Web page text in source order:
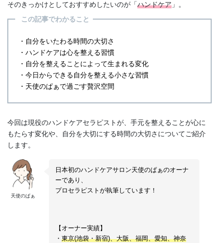
そのきっかけとしておすすめしたいのが「ハンドケア 」。
この記事でわかること
・自分をいたわる時間の大切さ
・ハンドケアは心を整える習慣
・自分を整えることによって生まれる変化
・今日からできる自分を整える小さな習慣
・天使のぱぁで過ごす贅沢空間
今回は現役のハンドケアセラピストが、手元を整えることが心に
もたらす変化や、自分を大切にする時間の大切さについてご紹介
します。
天使のぱぁ
日本初のハンドケアサロン天使のぱぁのオーナ
ーであり、
プロセラピストが執筆しています！
【オーナー実績】
・ 東京(池袋・新宿)、大阪、福岡、愛知、神奈